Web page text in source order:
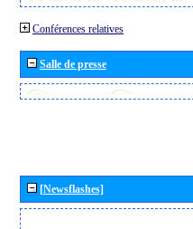
Conférences relatives
Salle de presse
[Newsflashes]